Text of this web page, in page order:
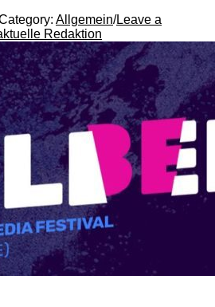
Allgemein/Leave a
Redaktion